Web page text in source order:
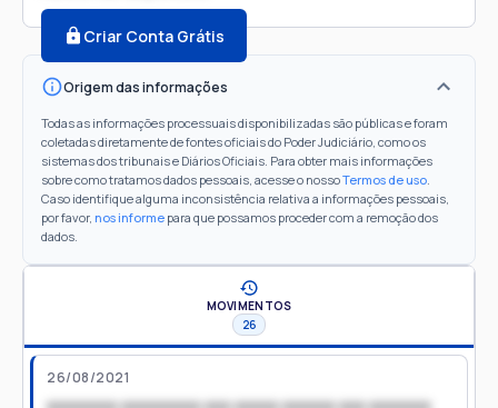
Criar Conta Grátis
Origem das informações
Todas as informações processuais disponibilizadas são públicas e foram
coletadas diretamente de fontes oficiais do Poder Judiciário, como os
sistemas dos tribunais e Diários Oficiais. Para obter mais informações
sobre como tratamos dados pessoais, acesse o nossoTermos de uso.
Caso identifique alguma inconsistência relativa a informações pessoais,
por favor, nos informe para que possamos proceder com a remoção dos
dados.
MOVIMENTOS
26
26/08/2021